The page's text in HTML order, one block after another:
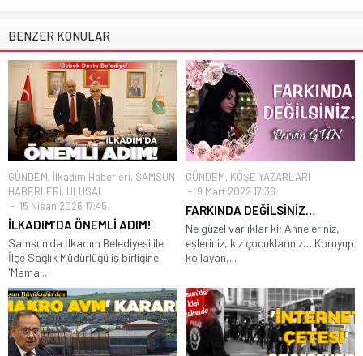
BENZER KONULAR
GÜNDEM, İlkadım Haberleri, SAMSUN
HABERLERİ, ULUSAL
15 Nisan 2026 17:45
İLKADIM’DA ÖNEMLİ ADIM!
Samsun'da İlkadım Belediyesi ile
İlçe Sağlık Müdürlüğü iş birliğine
'Mama...
GÜNDEM, KÖŞE YAZARLARI
9 Mart 2022 17:36
FARKINDA DEĞİLSİNİZ…
Ne güzel varlıklar ki; Anneleriniz,
eşleriniz, kız çocuklarınız… Koruyup
kollayan,...